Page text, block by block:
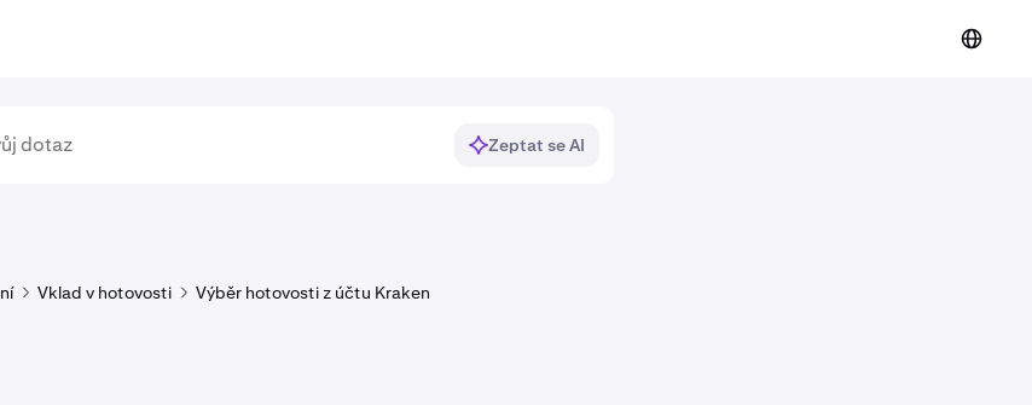
Zeptat se AI
Vklad v hotovosti Výběr hotovosti z účtu Kraken